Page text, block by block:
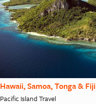
Hawaii, Samoa, Tonga & Fiji
Pacific Island Travel